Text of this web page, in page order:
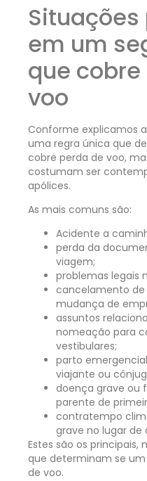
em um
que
voo
Conforme explicamos
uma regra única que
cobre perda de voo,
costumam ser
apólices.
As mais comuns são:
Acidente a
perda da
viagem;
problemas legais
cancelamento de
mudança de
assuntos
nomeação para
vestibulares;
parto
viajante ou
doença grave ou
parente de
contratempo
grave no lugar de
Estes são os principais,
que determinam se
de voo.